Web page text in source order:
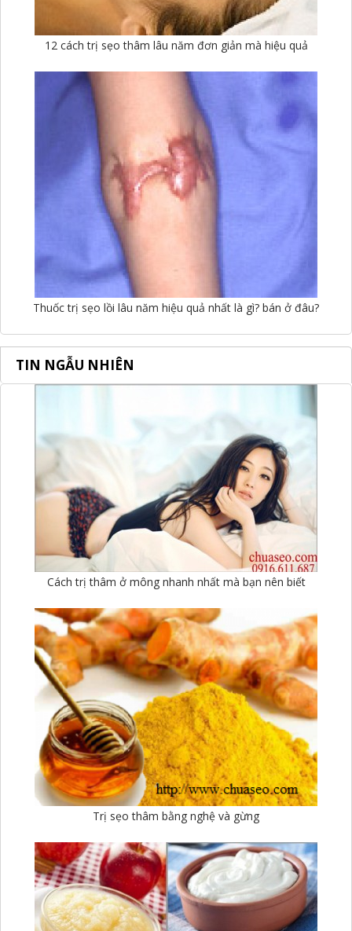
12 cách trị sẹo thâm lâu năm đơn giản mà hiệu quả
Thuốc trị sẹo lồi lâu năm hiệu quả nhất là gì? bán ở đâu?
TIN NGẪU NHIÊN
Cách trị thâm ở mông nhanh nhất mà bạn nên biết
Trị sẹo thâm bằng nghệ và gừng